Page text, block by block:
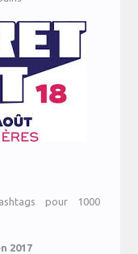
pour 1000
2017